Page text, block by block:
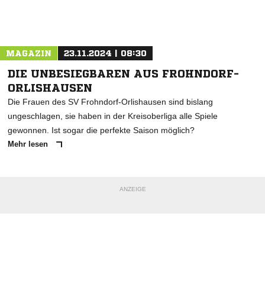
MAGAZIN 23.11.2024 | 08:30
DIE UNBESIEGBAREN AUS FROHNDORF-
ORLISHAUSEN
Die Frauen des SV Frohndorf-Orlishausen sind bislang
ungeschlagen, sie haben in der Kreisoberliga alle Spiele
gewonnen. Ist sogar die perfekte Saison möglich?
Mehr lesen
ANZEIGE